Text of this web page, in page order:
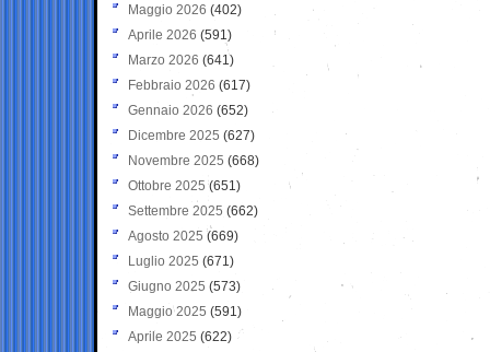
Maggio 2026 (402)
Aprile 2026 (591)
Marzo 2026 (641)
Febbraio 2026 (617)
Gennaio 2026 (652)
Dicembre 2025 (627)
Novembre 2025 (668)
Ottobre 2025 (651)
Settembre 2025 (662)
Agosto 2025 (669)
Luglio 2025 (671)
Giugno 2025 (573)
Maggio 2025 (591)
Aprile 2025 (622)